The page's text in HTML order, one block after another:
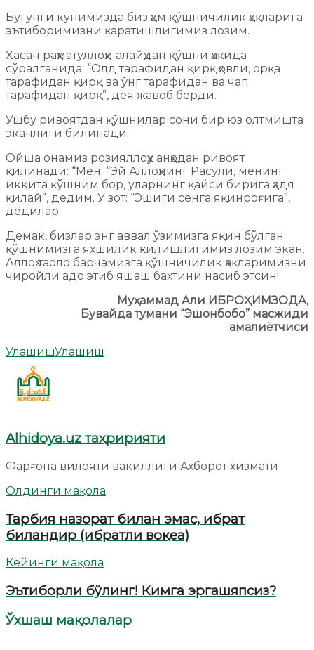
Бугунги кунимизда биз ҳам қўшничилик ҳақларига
эътиборимизни қаратишлигимиз лозим.
Ҳасан раҳматуллоҳи алайҳдан қўшни ҳақида
сўралганида: “Олд тарафидан қирқ ҳовли, орқа
тарафидан қирқ ва ўнг тарафидан ва чап
тарафидан қирқ”, дея жавоб берди.
Ушбу ривоятдан қўшнилар сони бир юз олтмишта
эканлиги билинади.
Ойша онамиз розияллоҳу анҳодан ривоят
қилинади: “Мен: “Эй Аллоҳнинг Расули, менинг
иккита қўшним бор, уларнинг қайси бирига ҳадя
қилай”, дедим. У зот: “Эшиги сенга яқинроғига”,
дедилар.
Демак, бизлар энг аввал ўзимизга яқин бўлган
қўшнимизга яхшилик қилишлигимиз лозим экан.
Аллоҳ таоло барчамизга қўшничилик ҳақларимизни
чиройли адо этиб яшаш бахтини насиб этсин!
Муҳаммад Али ИБРОҲИМЗОДА,
Бувайда тумани “Эшонбобо” масжиди
амалиётчиси
УлашишУлашиш
Alhidoya.uz таҳририяти
Фарғона вилояти вакиллиги Ахборот хизмати
Олдинги мақола
Тарбия назорат билан эмас, ибрат
биландир (ибратли воқеа)
Кейинги мақола
Эътиборли бўлинг! Кимга эргашяпсиз?
Ўхшаш мақолалар